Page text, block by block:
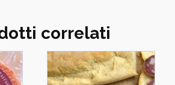
correlati